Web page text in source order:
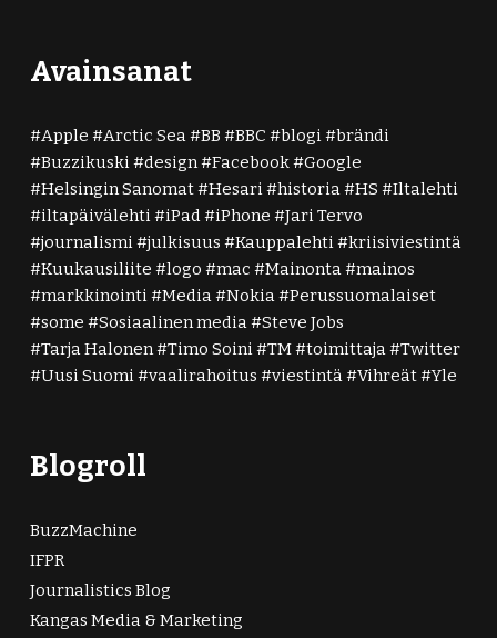
Avainsanat
Apple Arctic Sea BB BBC blogi
brändi
Buzzikuski
design Facebook
Google
Helsingin Sanomat
Hesari historia HS
Iltalehti
iltapäivälehti
iPad iPhone
Jari Tervo
journalismi
julkisuus Kauppalehti
kriisiviestintä
Kuukausiliite
logo mac Mainonta
mainos
markkinointi
Media Nokia
Perussuomalaiset
some
Sosiaalinen media
Steve Jobs
Tarja Halonen
Timo Soini TM toimittaja
Twitter
Uusi Suomi
vaalirahoitus viestintä Vihreät Yle
Blogroll
BuzzMachine
IFPR
Journalistics Blog
Kangas Media & Marketing